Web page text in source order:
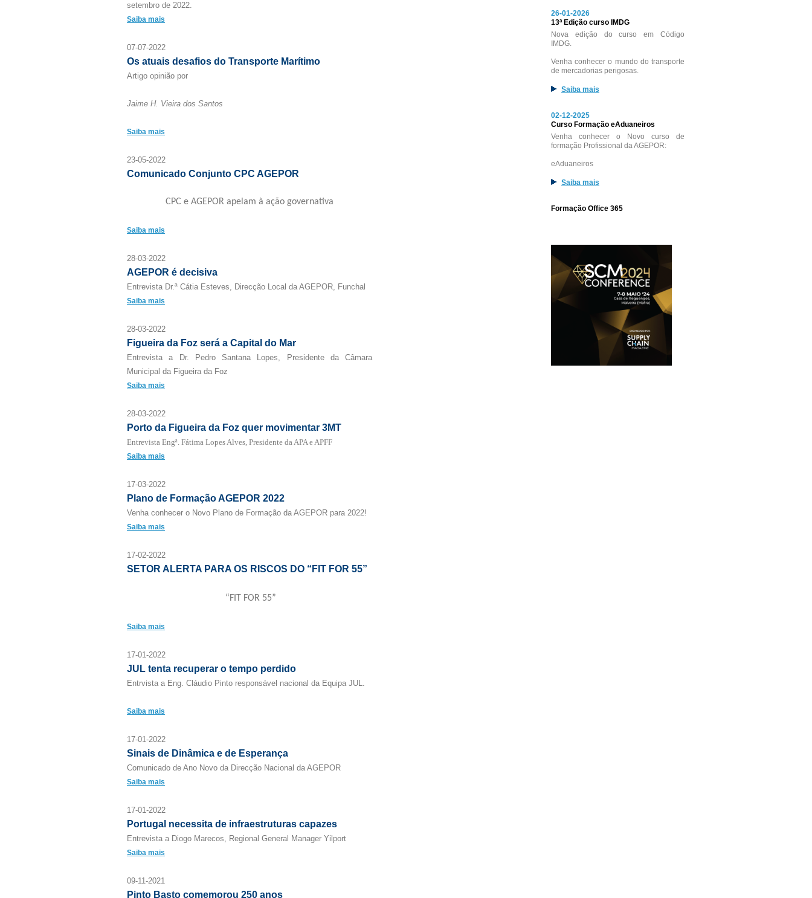
setembro de 2022.
Saiba mais
07-07-2022
Os atuais desafios do Transporte Marítimo
Artigo opinião por
Jaime H. Vieira dos Santos
Saiba mais
23-05-2022
Comunicado Conjunto CPC AGEPOR
CPC e AGEPOR apelam à ação governativa
Saiba mais
28-03-2022
AGEPOR é decisiva
Entrevista Dr.ª Cátia Esteves, Direcção Local da AGEPOR, Funchal
Saiba mais
28-03-2022
Figueira da Foz será a Capital do Mar
Entrevista a Dr. Pedro Santana Lopes, Presidente da Câmara
Municipal da Figueira da Foz
Saiba mais
28-03-2022
Porto da Figueira da Foz quer movimentar 3MT
Entrevista Engª. Fátima Lopes Alves, Presidente da APA e APFF
Saiba mais
17-03-2022
Plano de Formação AGEPOR 2022
Venha conhecer o Novo Plano de Formação da AGEPOR para 2022!
Saiba mais
17-02-2022
SETOR ALERTA PARA OS RISCOS DO “FIT FOR 55”
“FIT FOR 55”
Saiba mais
17-01-2022
JUL tenta recuperar o tempo perdido
Entrvista a Eng. Cláudio Pinto responsável nacional da Equipa JUL.
Saiba mais
17-01-2022
Sinais de Dinâmica e de Esperança
Comunicado de Ano Novo da Direcção Nacional da AGEPOR
Saiba mais
17-01-2022
Portugal necessita de infraestruturas capazes
Entrevista a Diogo Marecos, Regional General Manager Yilport
Saiba mais
09-11-2021
Pinto Basto comemorou 250 anos
26-01-2026
13ª Edição curso IMDG
Nova edição do curso em Código
IMDG.
Venha conhecer o mundo do transporte
de mercadorias perigosas.
Saiba mais
02-12-2025
Curso Formação eAduaneiros
Venha conhecer o Novo curso de
formação Profissional da AGEPOR:
eAduaneiros
Saiba mais
Formação Office 365